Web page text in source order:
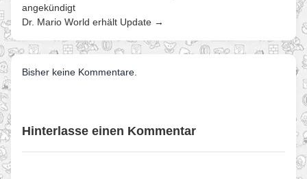
angekündigt
Dr. Mario World erhält Update →
Bisher keine Kommentare.
Hinterlasse einen Kommentar